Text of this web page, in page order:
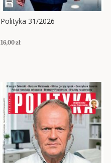
Polityka 31/2026
16,00 zł